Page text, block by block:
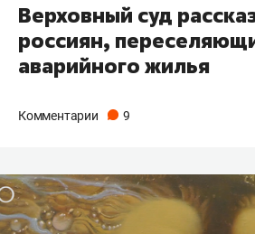
Верховный суд
россиян,
аварийного жилья
Комментарии 9